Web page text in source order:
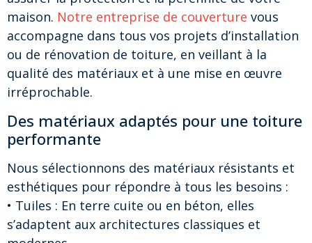
maison. Notre entreprise de couverture vous
accompagne dans tous vos projets d’installation
ou de rénovation de toiture, en veillant à la
qualité des matériaux et à une mise en œuvre
irréprochable.
Des matériaux adaptés pour une toiture
performante
Nous sélectionnons des matériaux résistants et
esthétiques pour répondre à tous les besoins :
• Tuiles : En terre cuite ou en béton, elles
s’adaptent aux architectures classiques et